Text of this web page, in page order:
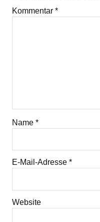
Kommentar *
Name *
E-Mail-Adresse *
Website